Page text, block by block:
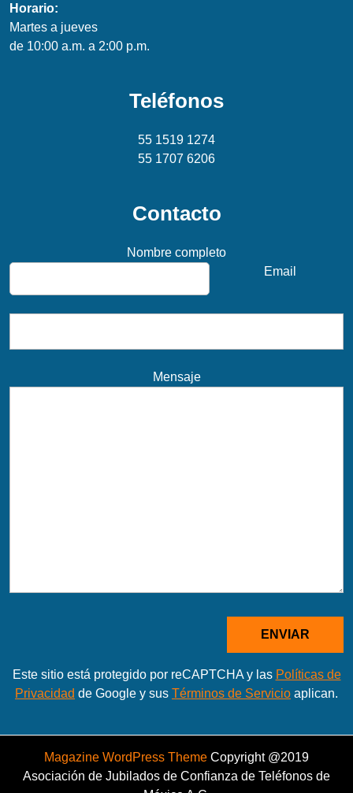
Horario:
Martes a jueves
de 10:00 a.m. a 2:00 p.m.
Teléfonos
55 1519 1274
55 1707 6206
Contacto
Nombre completo
Email
Mensaje
Este sitio está protegido por reCAPTCHA y las Políticas de
Privacidad de Google y sus Términos de Servicio aplican.
Magazine WordPress Theme Copyright @2019
Asociación de Jubilados de Confianza de Teléfonos de